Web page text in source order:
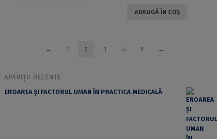
ADAUGĂ ÎN COȘ
← 1 2 3 4 5 →
APARIȚII RECENTE
EROAREA ȘI FACTORUL UMAN ÎN PRACTICA MEDICALĂ